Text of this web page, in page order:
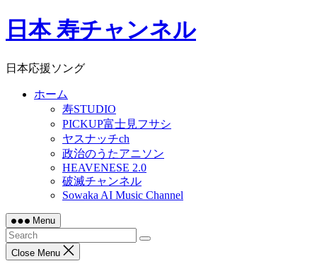
Skip
to日本 寿チャンネル
日本応援ソング
ホーム
寿STUDIO
PICKUP富士見フサシ
ヤスナッチch
政治のうたアニソン
HEAVENESE 2.0
破滅チャンネル
Sowaka AI Music Channel
Menu
Close Menu